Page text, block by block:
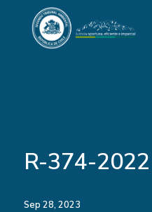
R-374-2022
Sep 28, 2023